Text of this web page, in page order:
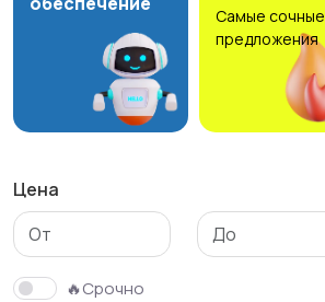
Самые сочные
предложения
Цена
🔥Срочно